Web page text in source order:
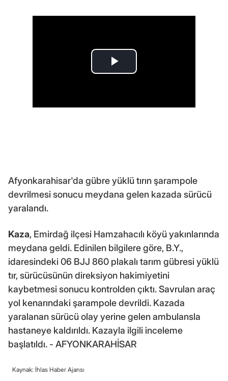
Afyonkarahisar'da gübre yüklü tırın şarampole
devrilmesi sonucu meydana gelen kazada sürücü
yaralandı.
Kaza, Emirdağ ilçesi Hamzahacılı köyü yakınlarında
meydana geldi. Edinilen bilgilere göre, B.Y.,
idaresindeki 06 BJJ 860 plakalı tarım gübresi yüklü
tır, sürücüsünün direksiyon hakimiyetini
kaybetmesi sonucu kontrolden çıktı. Savrulan araç
yol kenarındaki şarampole devrildi. Kazada
yaralanan sürücü olay yerine gelen ambulansla
hastaneye kaldırıldı. Kazayla ilgili inceleme
başlatıldı. - AFYONKARAHİSAR
Kaynak: İhlas Haber Ajansı